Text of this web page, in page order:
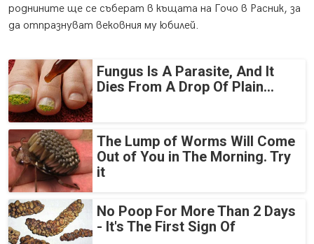
роднините ще се съберат в къщата на Гочо в Расник, за
да отпразнуват вековния му юбилей.
Fungus Is A Parasite, And It
Dies From A Drop Of Plain...
The Lump of Worms Will Come
Out of You in The Morning. Try
it
No Poop For More Than 2 Days
- It's The First Sign Of